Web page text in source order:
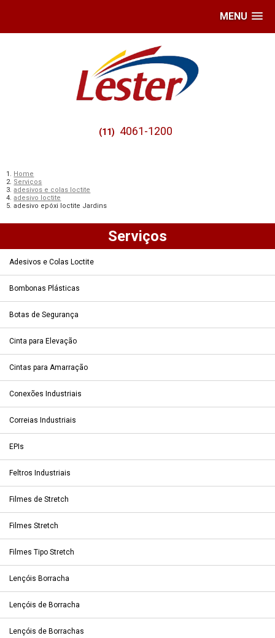
MENU
(11) 4061-1200
Home
Serviços
adesivos e colas loctite
adesivo loctite
adesivo epóxi loctite Jardins
Serviços
Adesivos e Colas Loctite
Bombonas Plásticas
Botas de Segurança
Cinta para Elevação
Cintas para Amarração
Conexões Industriais
Correias Industriais
EPIs
Feltros Industriais
Filmes de Stretch
Filmes Stretch
Filmes Tipo Stretch
Lençóis Borracha
Lençóis de Borracha
Lençóis de Borrachas